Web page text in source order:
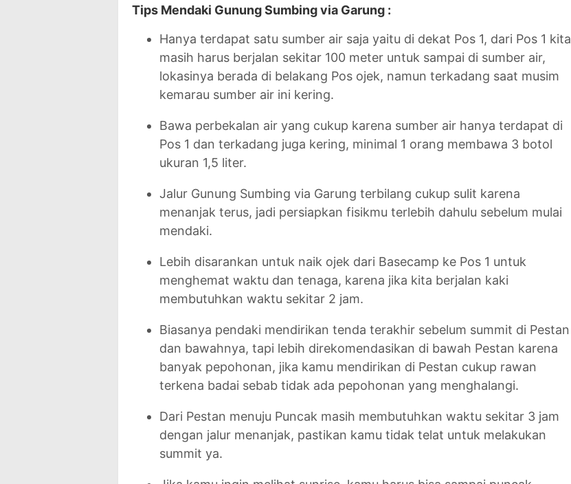
Tips Mendaki Gunung Sumbing via Garung :
Hanya terdapat satu sumber air saja yaitu di dekat Pos 1, dari Pos 1 kita
masih harus berjalan sekitar 100 meter untuk sampai di sumber air,
lokasinya berada di belakang Pos ojek, namun terkadang saat musim
kemarau sumber air ini kering.
Bawa perbekalan air yang cukup karena sumber air hanya terdapat di
Pos 1 dan terkadang juga kering, minimal 1 orang membawa 3 botol
ukuran 1,5 liter.
Jalur Gunung Sumbing via Garung terbilang cukup sulit karena
menanjak terus, jadi persiapkan fisikmu terlebih dahulu sebelum mulai
mendaki.
Lebih disarankan untuk naik ojek dari Basecamp ke Pos 1 untuk
menghemat waktu dan tenaga, karena jika kita berjalan kaki
membutuhkan waktu sekitar 2 jam.
Biasanya pendaki mendirikan tenda terakhir sebelum summit di Pestan
dan bawahnya, tapi lebih direkomendasikan di bawah Pestan karena
banyak pepohonan, jika kamu mendirikan di Pestan cukup rawan
terkena badai sebab tidak ada pepohonan yang menghalangi.
Dari Pestan menuju Puncak masih membutuhkan waktu sekitar 3 jam
dengan jalur menanjak, pastikan kamu tidak telat untuk melakukan
summit ya.